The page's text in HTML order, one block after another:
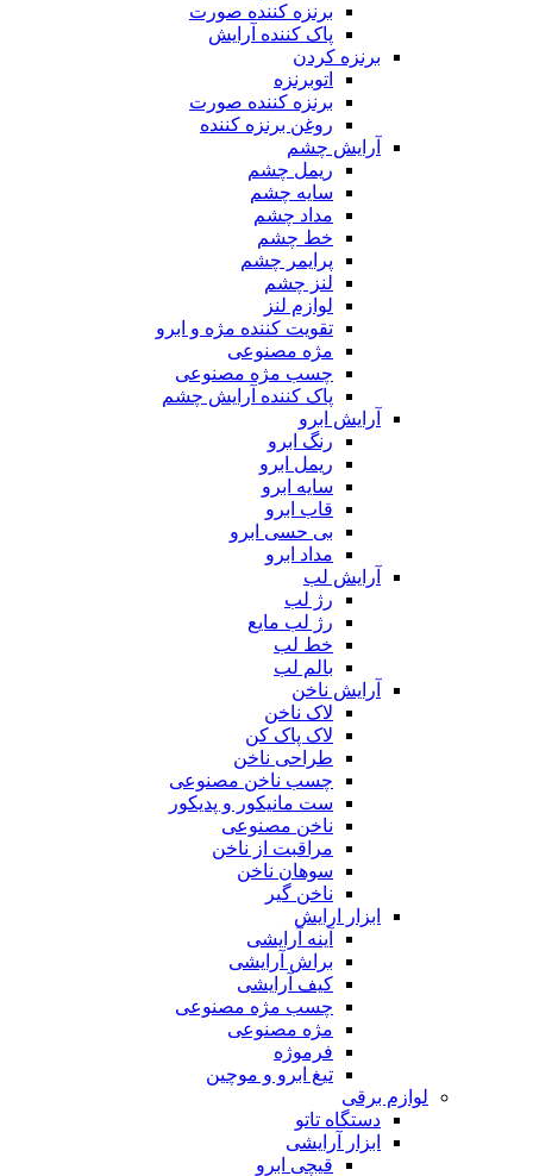
برنزه کننده صورت
پاک کننده آرایش
برنزه کردن
اتوبرنزه
برنزه کننده صورت
روغن برنزه کننده
آرایش چشم
ریمل چشم
سایه چشم
مداد چشم
خط چشم
پرایمر چشم
لنز چشم
لوازم لنز
تقویت کننده مژه و ابرو
مژه مصنوعی
چسب مژه مصنوعی
پاک کننده آرایش چشم
آرایش ابرو
رنگ ابرو
ریمل ابرو
سایه ابرو
قاب ابرو
بی حسی ابرو
مداد ابرو
آرایش لب
رژ لب
رژ لب مایع
خط لب
بالم لب
آرایش ناخن
لاک ناخن
لاک پاک کن
طراحی ناخن
چسب ناخن مصنوعی
ست مانیکور و پدیکور
ناخن مصنوعی
مراقبت از ناخن
سوهان ناخن
ناخن گیر
ابزار ارایش
آینه آرایشی
براش آرایشی
کیف آرایشی
چسب مژه مصنوعی
مژه مصنوعی
فرموژه
تیغ ابرو و موچین
لوازم برقی
دستگاه تاتو
ابزار آرایشی
قیچی ابرو